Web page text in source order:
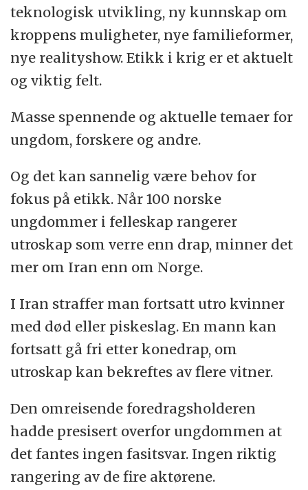
teknologisk utvikling, ny kunnskap om
kroppens muligheter, nye familieformer,
nye realityshow. Etikk i krig er et aktuelt
og viktig felt.
Masse spennende og aktuelle temaer for
ungdom, forskere og andre.
Og det kan sannelig være behov for
fokus på etikk. Når 100 norske
ungdommer i felleskap rangerer
utroskap som verre enn drap, minner det
mer om Iran enn om Norge.
I Iran straffer man fortsatt utro kvinner
med død eller piskeslag. En mann kan
fortsatt gå fri etter konedrap, om
utroskap kan bekreftes av flere vitner.
Den omreisende foredragsholderen
hadde presisert overfor ungdommen at
det fantes ingen fasitsvar. Ingen riktig
rangering av de fire aktørene.